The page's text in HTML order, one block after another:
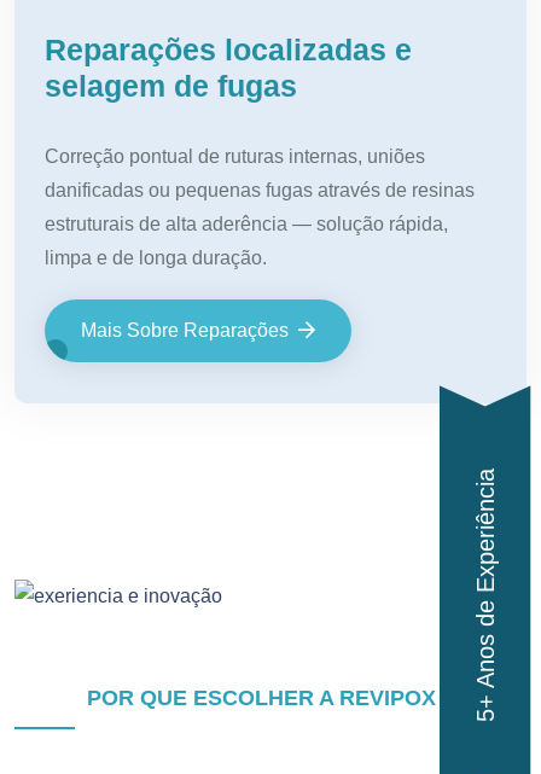
Reparações localizadas e
selagem de fugas
Correção pontual de ruturas internas, uniões
danificadas ou pequenas fugas através de resinas
estruturais de alta aderência — solução rápida,
limpa e de longa duração.
Mais Sobre Reparações
5+ Anos de Experiência
POR QUE ESCOLHER A REVIPOX